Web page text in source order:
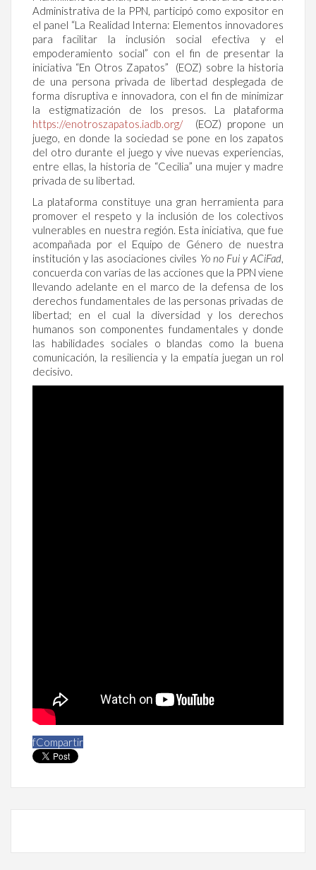
Administrativa de la PPN, participó como expositor en
el panel “La Realidad Interna: Elementos innovadores
para facilitar la inclusión social efectiva y el
empoderamiento social” con el fin de presentar la
iniciativa “En Otros Zapatos” (EOZ) sobre la historia
de una persona privada de libertad desplegada de
forma disruptiva e innovadora, con el fin de minimizar
la estigmatización de los presos. La plataforma
https://enotroszapatos.iadb.org/(EOZ) propone un
juego, en donde la sociedad se pone en los zapatos
del otro durante el juego y vive nuevas experiencias,
entre ellas, la historia de “Cecilia” una mujer y madre
privada de su libertad.
La plataforma constituye una gran herramienta para
promover el respeto y la inclusión de los colectivos
vulnerables en nuestra región. Esta iniciativa, que fue
acompañada por el Equipo de Género de nuestra
institución y las asociaciones civiles Yo no Fui y ACiFad,
concuerda con varias de las acciones que la PPN viene
llevando adelante en el marco de la defensa de los
derechos fundamentales de las personas privadas de
libertad; en el cual la diversidad y los derechos
humanos son componentes fundamentales y donde
las habilidades sociales o blandas como la buena
comunicación, la resiliencia y la empatía juegan un rol
decisivo.
fCompartir